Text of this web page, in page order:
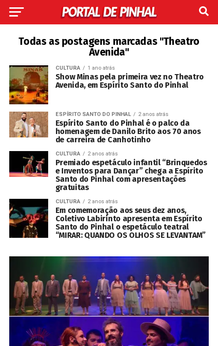
Todas as postagens marcadas "Theatro
Avenida"
CULTURA 1 ano atrás
Show Minas pela primeira vez no Theatro
Avenida, em Espírito Santo do Pinhal
ESPÍRITO SANTO DO PINHAL 2 anos atrás
Espírito Santo do Pinhal é o palco da
homenagem de Danilo Brito aos 70 anos
de carreira de Canhotinho
CULTURA 2 anos atrás
Premiado espetáculo infantil “Brinquedos
e Inventos para Dançar” chega a Espírito
Santo do Pinhal com apresentações
gratuitas
CULTURA 2 anos atrás
Em comemoração aos seus dez anos,
Coletivo Labirinto apresenta em Espírito
Santo do Pinhal o espetáculo teatral
“MIRAR: QUANDO OS OLHOS SE LEVANTAM”